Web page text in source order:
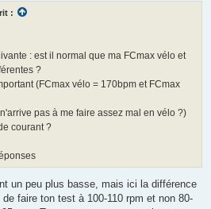
:
: est il normal que ma FCmax vélo et
?
(FCmax vélo = 170bpm et FCmax
pas à me faire assez mal en vélo ?)
courant ?
un peu plus basse, mais ici la différence
faire ton test à 100-110 rpm et non 80-